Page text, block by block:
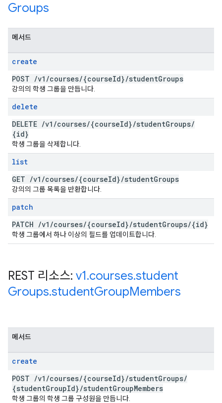
Groups
메서드
create
POST /v1 /courses/{courseId}/studentGroups
강의의 학생 그룹을 만듭니다.
delete
DELETE /v1 /courses/{courseId}/studentGroups/
{id}
학생 그룹을 삭제합니다.
list
GET /v1 /courses/{courseId}/studentGroups
강의의 그룹 목록을 반환합니다.
patch
PATCH /v1 /courses/{courseId}/studentGroups/{id}
학생 그룹에서 하나 이상의 필드를 업데이트합니다.
REST 리소스: v1.courses.student
Groups.studentGroupMembers
메서드
create
POST /v1 /courses/{courseId}/studentGroups/
{studentGroupId}/studentGroupMembers
학생 그룹의 학생 그룹 구성원을 만듭니다.